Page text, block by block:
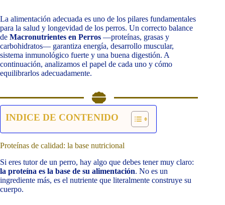
La alimentación adecuada es uno de los pilares fundamentales
para la salud y longevidad de los perros. Un correcto balance
de Macronutrientes en Perros —proteínas, grasas y
carbohidratos— garantiza energía, desarrollo muscular,
sistema inmunológico fuerte y una buena digestión. A
continuación, analizamos el papel de cada uno y cómo
equilibrarlos adecuadamente.
INDICE DE CONTENIDO
Proteínas de calidad: la base nutricional
Si eres tutor de un perro, hay algo que debes tener muy claro:
la proteína es la base de su alimentación. No es un
ingrediente más, es el nutriente que literalmente construye su
cuerpo.